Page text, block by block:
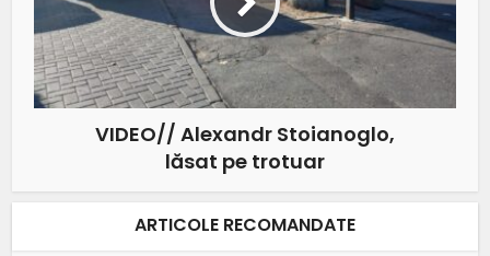
VIDEO// Alexandr Stoianoglo,
lăsat pe trotuar
ARTICOLE RECOMANDATE